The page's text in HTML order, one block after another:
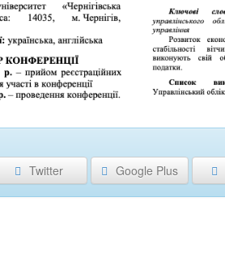
Twitter Google Plus